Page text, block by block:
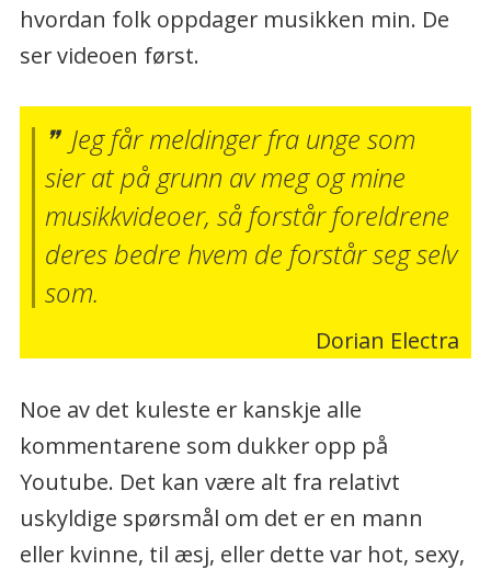
hvordan folk oppdager musikken min. De
ser videoen først.
Jeg får meldinger fra unge som
sier at på grunn av meg og mine
musikkvideoer, så forstår foreldrene
deres bedre hvem de forstår seg selv
som.
Dorian Electra
Noe av det kuleste er kanskje alle
kommentarene som dukker opp på
Youtube. Det kan være alt fra relativt
uskyldige spørsmål om det er en mann
eller kvinne, til æsj, eller dette var hot, sexy,